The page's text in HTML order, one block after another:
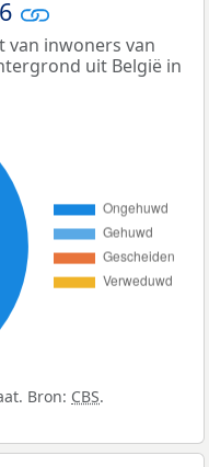
van inwoners van
uit België in
Bron: CBS.